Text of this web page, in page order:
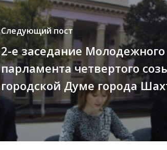
Следующий пост
2-е заседание Молодежного
парламента четвертого
городской Думе города